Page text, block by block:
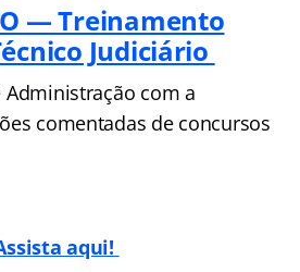
— Treinamento
Judiciário
com a
comentadas de concursos
aqui!